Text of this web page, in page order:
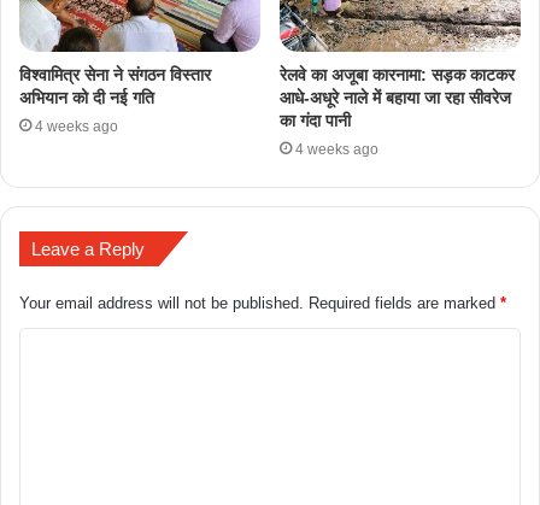
​विश्वामित्र सेना ने संगठन विस्तार
अभियान को दी नई गति
4 weeks ago
रेलवे का अजूबा कारनामा: सड़क काटकर
आधे-अधूरे नाले में बहाया जा रहा सीवरेज
का गंदा पानी
4 weeks ago
Leave a Reply
Your email address will not be published. Required fields are marked *